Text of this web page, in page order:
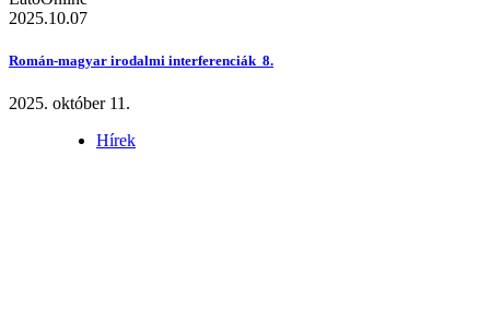
2025.10.07
Román-magyar irodalmi interferenciák 8.
2025. október 11.
Hírek